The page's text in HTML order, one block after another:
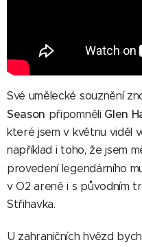
Své umělecké souznění
Season připomněli Glen
které jsem v květnu viděl
například i toho, že jsem
provedení legendárního
v O2 areně i s původním
Střihavka.
U zahraničních hvězd